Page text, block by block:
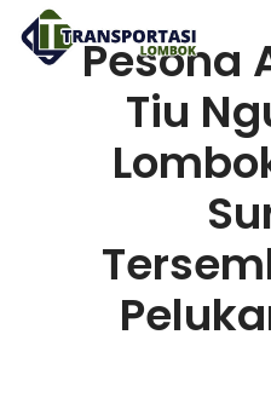
Pesona
Tiu